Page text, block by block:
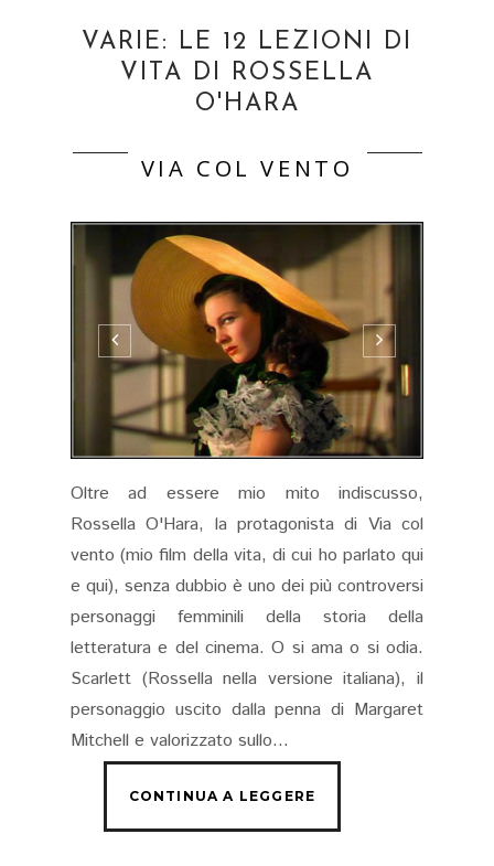
VARIE: LE 12 LEZIONI DI
VITA DI ROSSELLA
O'HARA
VIA COL VENTO
Oltre ad essere mio mito indiscusso,
Rossella O'Hara, la protagonista di Via col
vento (mio film della vita, di cui ho parlato qui
e qui), senza dubbio è uno dei più controversi
personaggi femminili della storia della
letteratura e del cinema. O si ama o si odia.
Scarlett (Rossella nella versione italiana), il
personaggio uscito dalla penna di Margaret
Mitchell e valorizzato sullo...